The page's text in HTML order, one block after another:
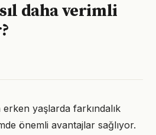
daha verimli
yaşlarda farkındalık
önemli avantajlar sağlıyor.